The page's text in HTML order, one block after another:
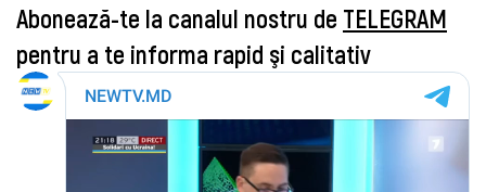
Abonează-te la canalul nostru de TELEGRAM
pentru a te informa rapid şi calitativ